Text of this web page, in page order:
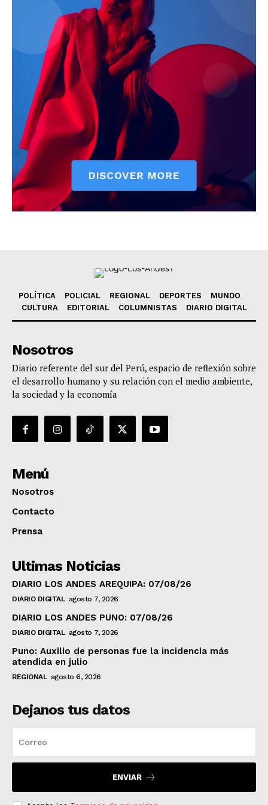
POLÍTICA POLICIAL REGIONAL DEPORTES
MUNDO
CULTURA
EDITORIAL COLUMNISTAS DIARIO DIGITAL
Nosotros
Diario referente del sur del Perú, espacio de reflexión sobre
el desarrollo humano y su relación con el medio ambiente,
la sociedad y la economía
Menú
Nosotros
Contacto
Prensa
Ultimas Noticias
DIARIO LOS ANDES AREQUIPA: 07/08/26
DIARIO DIGITAL agosto 7, 2026
DIARIO LOS ANDES PUNO: 07/08/26
DIARIO DIGITAL agosto 7, 2026
Puno: Auxilio de personas fue la incidencia más
atendida en julio
REGIONAL agosto 6, 2026
Dejanos tus datos
ENVIAR